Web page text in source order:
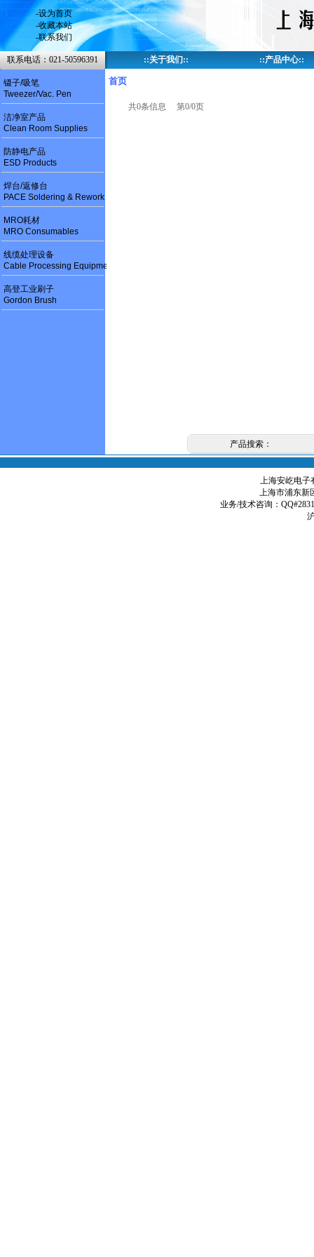
镊子/吸笔
Tweezer/Vac. Pen
洁净室产品
Clean Room Supplies
防静电产品
ESD Products
焊台/返修台
PACE Soldering & Rework
MRO耗材
MRO Consumables
线缆处理设备
Cable Processing Equipment
高登工业刷子
Gordon Brush
-设为首页
-收藏本站
-联系我们
联系电话：021-50596391 ::关于我们 :: ::产品中心::
首页
共0条信息 第0/0页
产品搜索：
上海安屹电子
上海市浦东新
业务/技术咨询：